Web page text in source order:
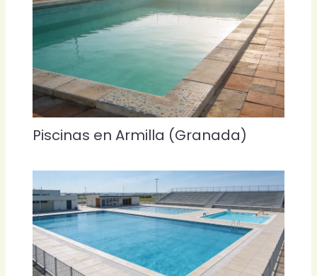
Piscinas en Armilla (Granada)